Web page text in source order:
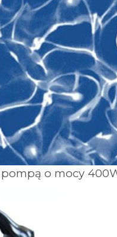
o mocy